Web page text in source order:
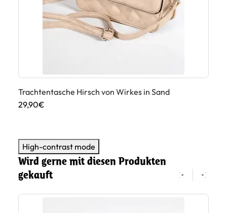
Trachtentasche Hirsch von Wirkes in Sand
29,90€
High-contrast mode
Wird gerne mit diesen Produkten
gekauft